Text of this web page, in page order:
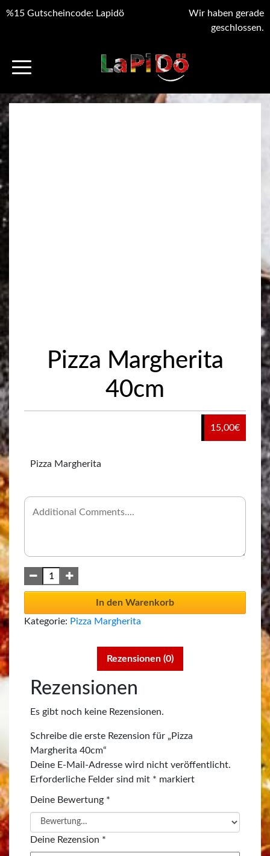
%15 Gutscheincode: Lapidö
Wir haben gerade
geschlossen.
Pizza Margherita
40cm
15,00€
Pizza Margherita
In den Warenkorb
Kategorie: Pizza Margherita
Rezensionen (0)
Rezensionen
Es gibt noch keine Rezensionen.
Schreibe die erste Rezension für „Pizza
Margherita 40cm“
Deine E-Mail-Adresse wird nicht veröffentlicht.
Erforderliche Felder sind mit * markiert
Deine Bewertung *
Deine Rezension *